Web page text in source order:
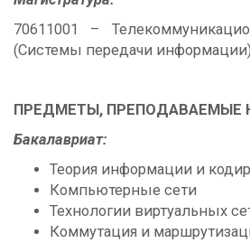
70611001 –
(Системы передачи информации)
ПРЕДМЕТЫ, ПРЕПОДАВАЕМЫЕ
Бакалавриат:
Теория информации и
Компьютерные сети
Технологии виртуальных
Коммутация и